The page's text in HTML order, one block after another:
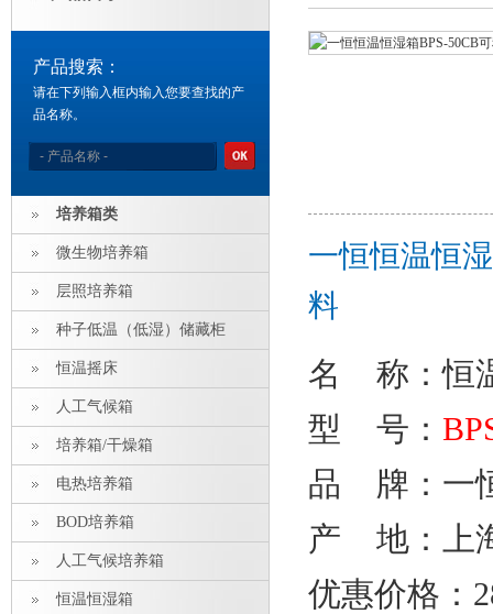
产品搜索：
请在下列输入框内输入您要查找的产
品名称。
培养箱类
微生物培养箱
层照培养箱
种子低温（低湿）储藏柜
恒温摇床
人工气候箱
培养箱/干燥箱
电热培养箱
BOD培养箱
人工气候培养箱
恒温恒湿箱
一恒恒温恒
料
名 称：恒
型 号：
品 牌：一
产 地：上
优惠价格：